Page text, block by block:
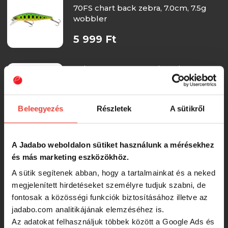
Beleegyezés Részletek A sütikről
A Jadabo weboldalon sütiket használunk a mérésekhez
és más marketing eszközökhöz.
A sütik segítenek abban, hogy a tartalmainkat és a neked
megjelenített hirdetéseket személyre tudjuk szabni, de
fontosak a közösségi funkciók biztosításához illetve az
jadabo.com analitikájának elemzéséhez is.
Az adatokat felhasználjuk többek között a Google Ads és
70FS chart back zebra, 7.0cm, 7.5g
wobbler
5 999 Ft
Daiwa Tournament Wise Minnow
70FS green flash ghost, 7.0cm, 7.5g
-24% 5 299 Ft
Tiemco Imeru 50S 50mm 4.3g Color
010mh Black Lentil wobbler
6 990 Ft
Salmo Wobbler Slider 7 Cm Sinking
Sd7S Psp